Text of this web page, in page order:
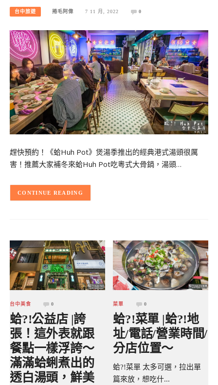
台中旅遊 捲毛阿偉 7 11 月, 2022 0
趕快預約！《蛤Huh Pot》煲湯季推出的經典港式湯頭很厲
害！推薦大家補冬來蛤Huh Pot吃粵式大骨鍋，湯頭…
CONTINUE READING
台中美食 0
蛤?!公益店 |誇
張！這外表就跟
餐點一樣浮誇～
滿滿蛤蜊煮出的
透白湯頭，鮮美
菜單 0
蛤?!菜單 |蛤?!地
址/電話/營業時間/
分店位置～
蛤?!菜單 太多可選，拉出單
篇來放，想吃什...